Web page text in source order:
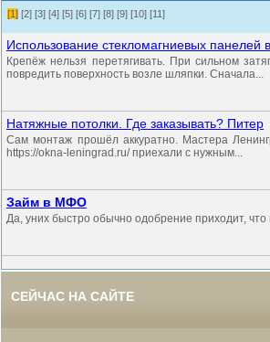
[1] [2] [3] [4] [5] [6] [7] [8] [9] [10] [11]
Использование стекломагниевых панелей
Крепёж нельзя перетягивать. При сильном
повредить поверхность возле шляпки. Сначала...
Натяжные потолки. Где заказывать? Питер
Сам монтаж прошёл аккуратно. Мастера
https://okna-leningrad.ru/ приехали с нужным...
Займ в МФО
Да, уних быстро обычно одобрение приходит, что
СЕЙЧАС НА САЙТЕ